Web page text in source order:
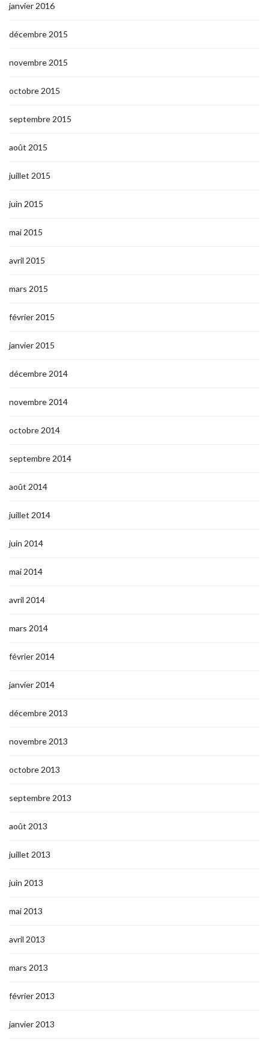
janvier 2016
décembre 2015
novembre 2015
octobre 2015
septembre 2015
août 2015
juillet 2015
juin 2015
mai 2015
avril 2015
mars 2015
février 2015
janvier 2015
décembre 2014
novembre 2014
octobre 2014
septembre 2014
août 2014
juillet 2014
juin 2014
mai 2014
avril 2014
mars 2014
février 2014
janvier 2014
décembre 2013
novembre 2013
octobre 2013
septembre 2013
août 2013
juillet 2013
juin 2013
mai 2013
avril 2013
mars 2013
février 2013
janvier 2013